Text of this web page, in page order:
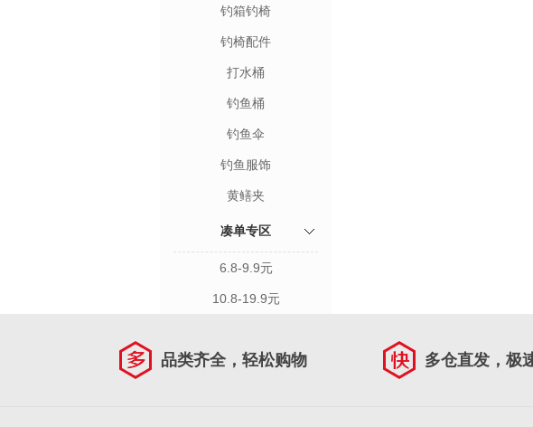
钓箱钓椅
钓椅配件
打水桶
钓鱼桶
钓鱼伞
钓鱼服饰
黄鳝夹
凑单专区
6.8-9.9元
10.8-19.9元
品类齐全，轻松购物 多仓直发，极